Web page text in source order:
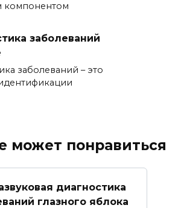
компонентом
заболеваний
заболеваний – это
может понравиться
диагностика
глазного яблока